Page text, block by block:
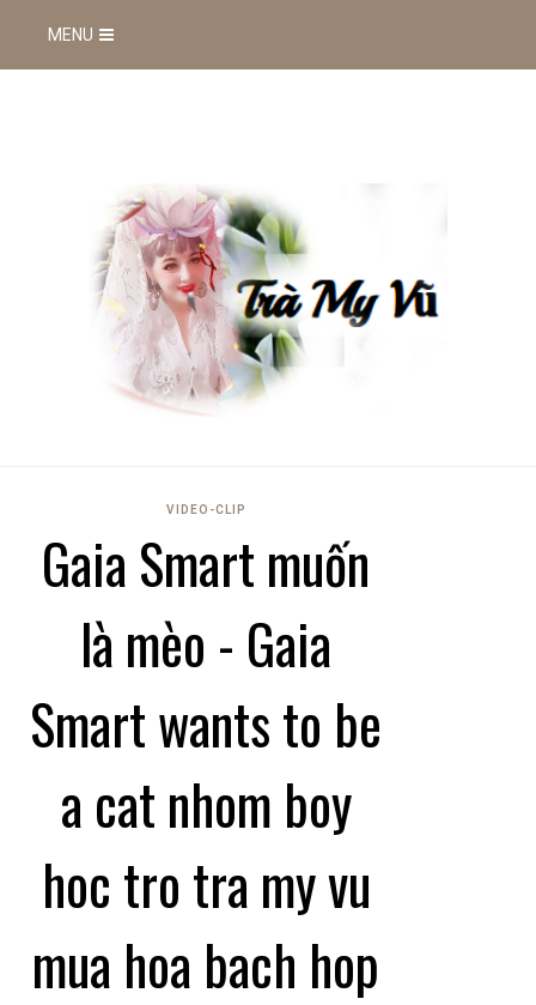
MENU
VIDEO-CLIP
Gaia Smart muốn
là mèo - Gaia
Smart wants to be
a cat nhom boy
hoc tro tra my vu
mua hoa bach hop